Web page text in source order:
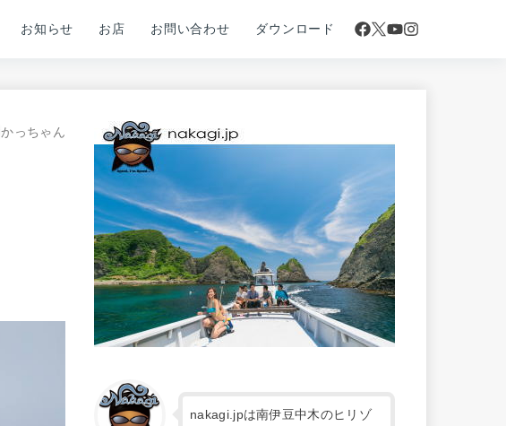
お知らせ お店 お問い合わせ ダウンロード
かっちゃん
nakagi.jpは南伊豆中木のヒリゾ